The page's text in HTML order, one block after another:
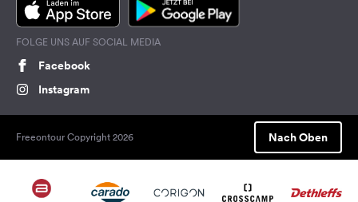
FOLGE UNS AUF SOCIAL MEDIA
Facebook
Instagram
Freeontour Copyright 2026 Nach Oben